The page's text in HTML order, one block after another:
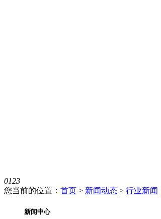
0123
您当前的位置： 首页 > 新闻动态 > 行业新闻
新闻中心